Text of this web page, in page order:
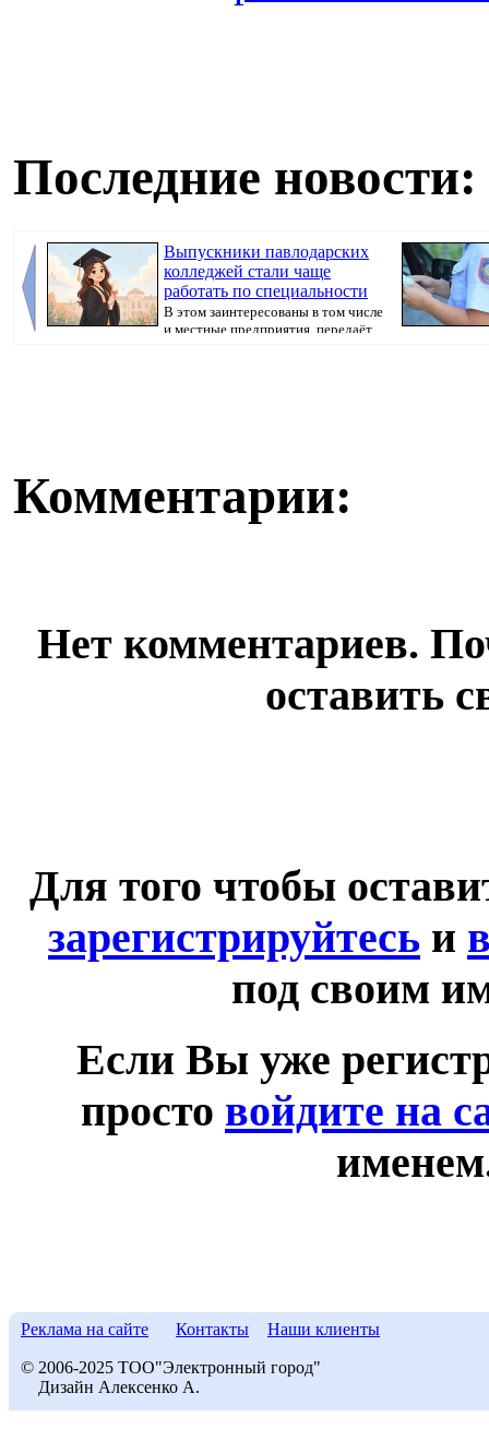
Последние новости:
Выпускники павлодарских
колледжей стали чаще
работать по специальности
В этом заинтересованы в том числе
и местные предприятия, передаёт
Комментарии:
Нет комментариев.
оставить
Для того чтобы
зарегистрируйтесь и
под своим
Если Вы уже
просто войдите на
Реклама на сайте Контакты Наши клиенты
© 2006-2025 ТОО"Электронный город"
Дизайн Алексенко А.